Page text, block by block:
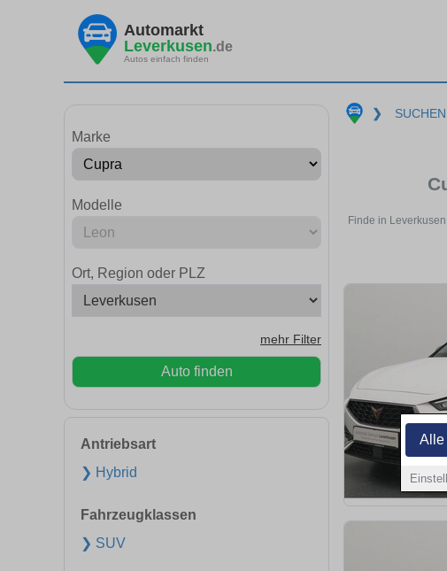
Alle
Automarkt
Leverkusen.de
Autos einfach finden
Marke
Modelle
Ort, Region oder PLZ
mehr Filter
Auto finden
Antriebsart
❯ Hybrid
Fahrzeugklassen
❯ SUV
❯ SUCHEN
Finde in